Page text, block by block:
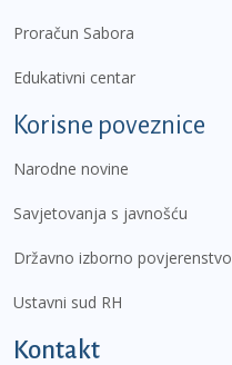
Proračun Sabora
Edukativni centar
Korisne poveznice
Narodne novine
Savjetovanja s javnošću
Državno izborno povjerenstvo
Ustavni sud RH
Kontakt